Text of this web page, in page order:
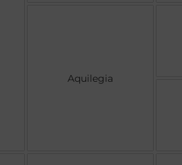
Aquilegia